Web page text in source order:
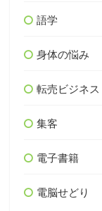
語学
身体の悩み
転売ビジネス
集客
電子書籍
電脳せどり